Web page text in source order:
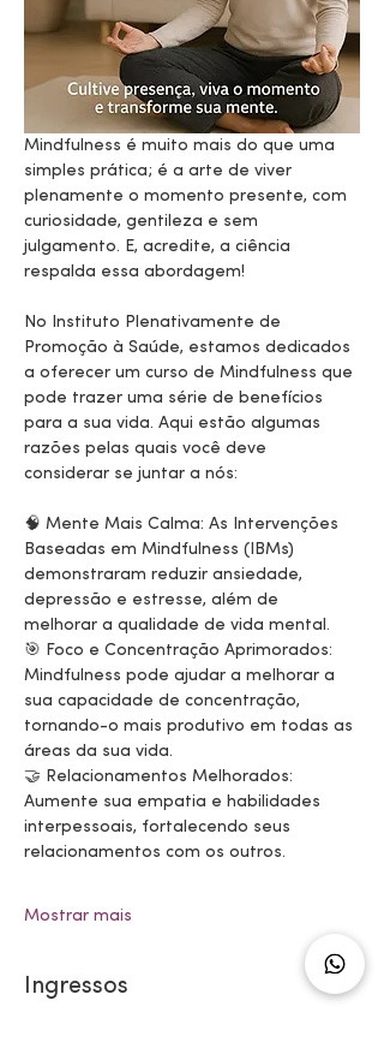
Mindfulness é muito mais do que uma
simples prática; é a arte de viver
plenamente o momento presente, com
curiosidade, gentileza e sem
julgamento. E, acredite, a ciência
respalda essa abordagem!
No Instituto Plenativamente de
Promoção à Saúde, estamos dedicados
a oferecer um curso de Mindfulness que
pode trazer uma série de benefícios
para a sua vida. Aqui estão algumas
razões pelas quais você deve
considerar se juntar a nós:
🧠 Mente Mais Calma: As Intervenções
Baseadas em Mindfulness (IBMs)
demonstraram reduzir ansiedade,
depressão e estresse, além de
melhorar a qualidade de vida mental.
🎯 Foco e Concentração Aprimorados:
Mindfulness pode ajudar a melhorar a
sua capacidade de concentração,
tornando-o mais produtivo em todas as
áreas da sua vida.
🤝 Relacionamentos Melhorados:
Aumente sua empatia e habilidades
interpessoais, fortalecendo seus
relacionamentos com os outros.
Mostrar mais
Ingressos